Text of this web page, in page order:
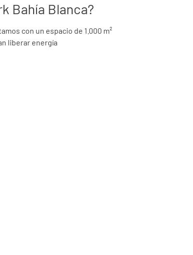
Bahía Blanca?
con un espacio de 1.000 m²
liberar energía